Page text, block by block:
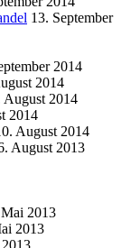
13. September
2014
2014
August 2014
2014
August 2014
August 2013
2013
2013